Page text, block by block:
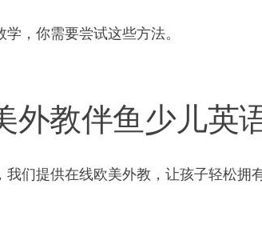
，你需要尝试这些方法。
外教伴鱼少儿英
们提供在线欧美外教，让孩子轻松拥